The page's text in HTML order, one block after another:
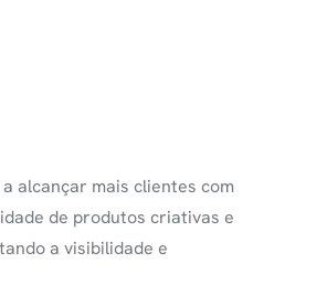
alcançar mais clientes com
de produtos criativas e
a visibilidade e